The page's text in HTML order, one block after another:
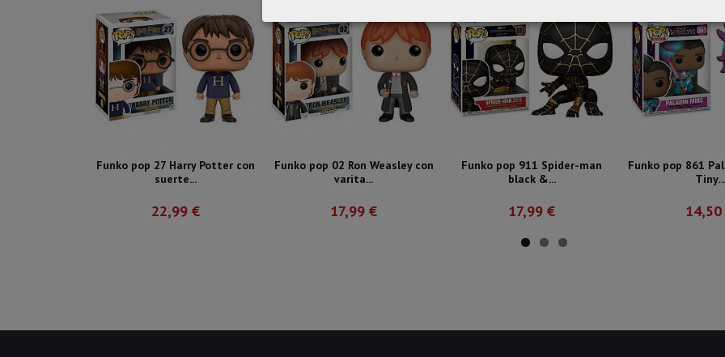
Funko pop 27 Harry Potter con
suerte...
22,99 €
Funko pop 02 Ron Weasley con
varita...
17,99 €
Funko pop 911 Spider-man
black &...
17,99 €
Funko pop 861
Tiny...